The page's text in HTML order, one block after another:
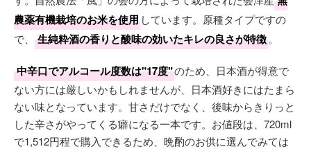
農薬有機栽培のお米を使用 しています。原種タイプですの
で、
生純粋酒の香りと酸味の効いたキレの良さが特徴。
中辛口でアルコール度数は"17度"のため、日本酒が得意で
ない方には厳しいかもしれませんが、日本酒好きにはたまら
ない味となっています。甘さだけでなく、後味からきりっと
した辛さがやってくる癖になる一本です。お値段は、720ml
で1,512円程で購入できるため、晩酌のお供に選んでみては